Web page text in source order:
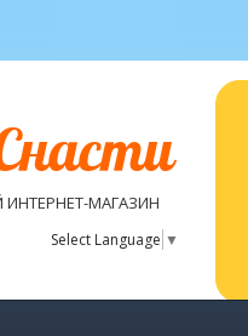
МАГАЗИН
Select Language ▼